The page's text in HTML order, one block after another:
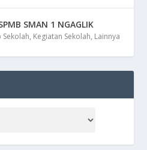
SMAN 1 NGAGLIK
Sekolah, Kegiatan Sekolah, Lainnya